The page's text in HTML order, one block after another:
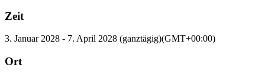
Zeit
3. Januar 2028 - 7. April 2028 (ganztägig)(GMT+00:00)
Ort